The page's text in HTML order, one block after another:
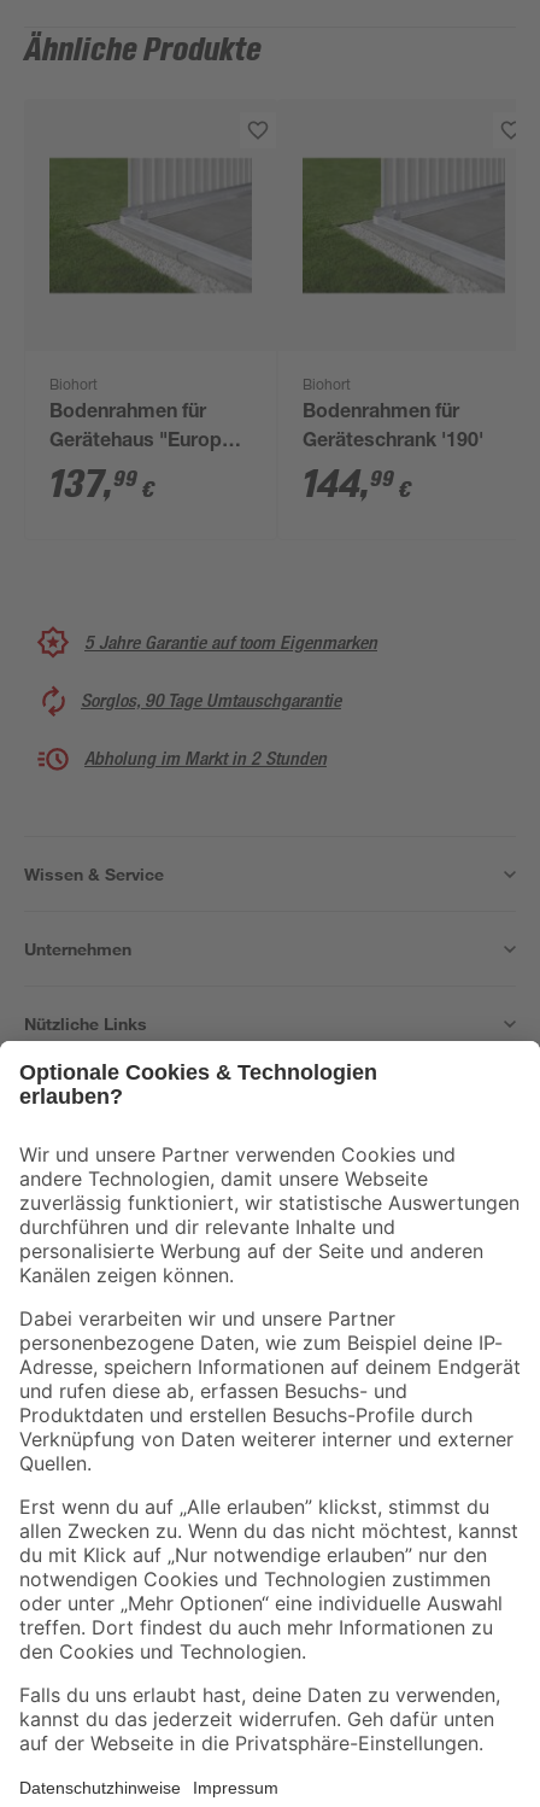
Ähnliche Produkte
Biohort
Bodenrahmen für
Gerätehaus "Europa"
Aluminium 150 x 150
cm
137,99 €
Biohort
Bodenrahmen für
Geräteschrank '190'
144,99 €
5 Jahre Garantie auf toom Eigenmarken
Sorglos, 90 Tage Umtauschgarantie
Abholung im Markt in 2 Stunden
Wissen & Service
Unternehmen
Nützliche Links
Der toom Newsletter: Keine Angebote und Aktionen mehr verpassen!
Zur Newsletter Anmeldung
Folge uns
Zahlungsarten Versandarten
Sicher einkaufen
Jetzt die toom-App herunterladen
Alle Preisangaben in EUR inkl. gesetzl. MwSt.. Die dargestellten Angebote sind unter
Umständen nicht in allen Märkten verfügbar. Die angegebenen Verfügbarkeiten beziehen
Produkte nur solange der Vorrat reicht.
*Paketversand ab 59 € versandkostenfrei, gilt nicht für Artikel mit Speditionsversand, hier